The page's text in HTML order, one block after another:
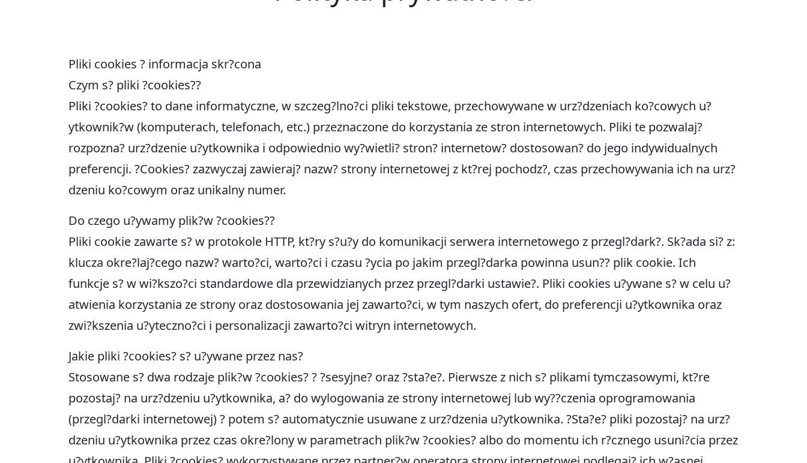
Pliki cookies ? informacja skr?cona
Czym s? pliki ?cookies??
Pliki ?cookies? to dane informatyczne, w szczeg?lno?ci pliki tekstowe, przechowywane w urz?dzeniach ko?cowych u?
ytkownik?w (komputerach, telefonach, etc.) przeznaczone do korzystania ze stron internetowych. Pliki te pozwalaj?
rozpozna? urz?dzenie u?ytkownika i odpowiednio wy?wietli? stron? internetow? dostosowan? do jego indywidualnych
preferencji. ?Cookies? zazwyczaj zawieraj? nazw? strony internetowej z kt?rej pochodz?, czas przechowywania ich na urz?
dzeniu ko?cowym oraz unikalny numer.
Do czego u?ywamy plik?w ?cookies??
Pliki cookie zawarte s? w protokole HTTP, kt?ry s?u?y do komunikacji serwera internetowego z przegl?dark?. Sk?ada si? z:
klucza okre?laj?cego nazw? warto?ci, warto?ci i czasu ?ycia po jakim przegl?darka powinna usun?? plik cookie. Ich
funkcje s? w wi?kszo?ci standardowe dla przewidzianych przez przegl?darki ustawie?. Pliki cookies u?ywane s? w celu u?
atwienia korzystania ze strony oraz dostosowania jej zawarto?ci, w tym naszych ofert, do preferencji u?ytkownika oraz
zwi?kszenia u?yteczno?ci i personalizacji zawarto?ci witryn internetowych.
Jakie pliki ?cookies? s? u?ywane przez nas?
Stosowane s? dwa rodzaje plik?w ?cookies? ? ?sesyjne? oraz ?sta?e?. Pierwsze z nich s? plikami tymczasowymi, kt?re
pozostaj? na urz?dzeniu u?ytkownika, a? do wylogowania ze strony internetowej lub wy??czenia oprogramowania
(przegl?darki internetowej) ? potem s? automatycznie usuwane z urz?dzenia u?ytkownika. ?Sta?e? pliki pozostaj? na urz?
dzeniu u?ytkownika przez czas okre?lony w parametrach plik?w ?cookies? albo do momentu ich r?cznego usuni?cia przez